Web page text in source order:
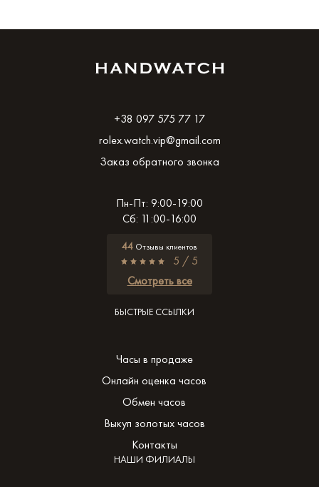
+38 097 575 77 17
rolex.watch.vip@gmail.com
Заказ обратного звонка
Пн-Пт: 9:00-19:00
Сб: 11:00-16:00
44 Отзывы клиентов
5 / 5
Смотреть все
БЫСТРЫЕ ССЫЛКИ
Часы в продаже
Онлайн оценка часов
Обмен часов
Выкуп золотых часов
Контакты
НАШИ ФИЛИАЛЫ